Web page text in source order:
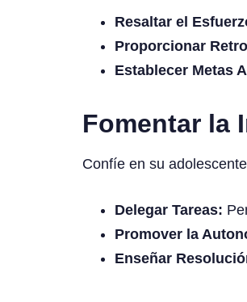
Resaltar el
Proporcionar
Establecer Metas
Fomentar la
Confíe en su
Delegar Tareas:
Promover la
Enseñar